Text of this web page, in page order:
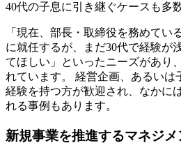
40代の子息に引き継ぐケースも多
「現在、部長・取締役を務めてい
に就任するが、まだ30代で経験が
てほしい」といったニーズがあり
れています。 経営企画、あるいは
経験を持つ方が歓迎され、なかに
れる事例もあります。
新規事業を推進するマネジ